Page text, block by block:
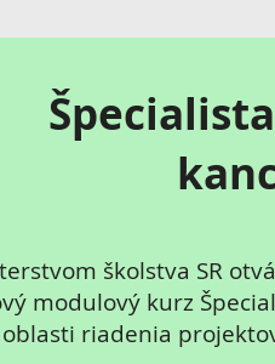
školstva SR
modulový kurz
riadenia